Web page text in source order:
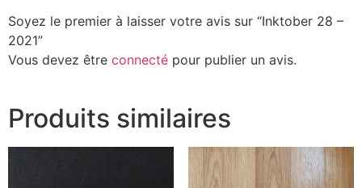
Soyez le premier à laisser votre avis sur “Inktober 28 –
2021”
Vous devez être connecté pour publier un avis.
Produits similaires